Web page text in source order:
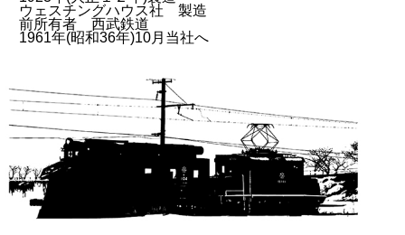
ウェスチングハウス社 製造
前所有者 西武鉄道
1961年(昭和36年)10月当社へ